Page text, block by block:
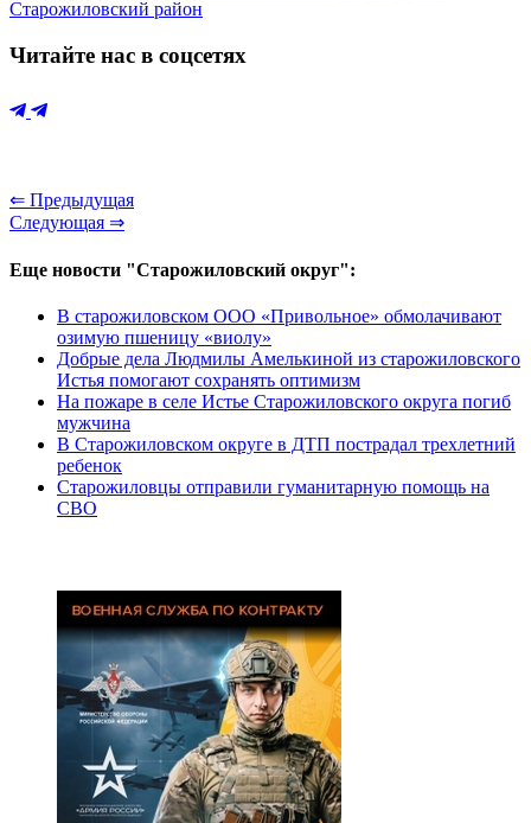
Старожиловский район
Читайте нас в соцсетях
⇐ Предыдущая
Следующая ⇒
Еще новости "Старожиловский округ":
В старожиловском ООО «Привольное» обмолачивают
озимую пшеницу «виолу»
Добрые дела Людмилы Амелькиной из старожиловского
Истья помогают сохранять оптимизм
На пожаре в селе Истье Старожиловского округа погиб
мужчина
В Старожиловском округе в ДТП пострадал трехлетний
ребенок
Старожиловцы отправили гуманитарную помощь на
СВО